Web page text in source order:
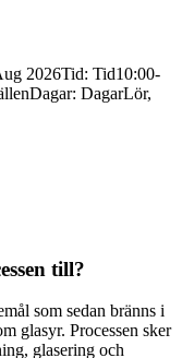
2026Tid: Tid10:00-
Dagar: DagarLör,
till?
som sedan bränns i
glasyr. Processen sker
glasering och